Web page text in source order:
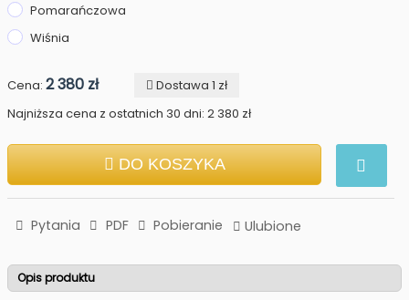
Pomarańczowa
Wiśnia
Cena: 2 380 zł
Dostawa 1 zł
Najniższa cena z ostatnich 30 dni: 2 380 zł
DO KOSZYKA
Pytania PDF Pobieranie Ulubione
Opis produktu